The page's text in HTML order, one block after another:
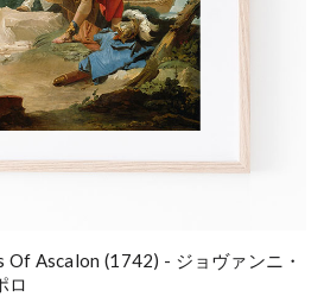
Of Ascalon (1742) - ジョヴァンニ・
ロ